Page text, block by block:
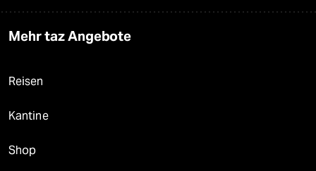
Mehr taz Angebote
Reisen
Kantine
Shop